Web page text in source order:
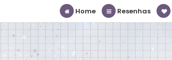
Home Resenhas